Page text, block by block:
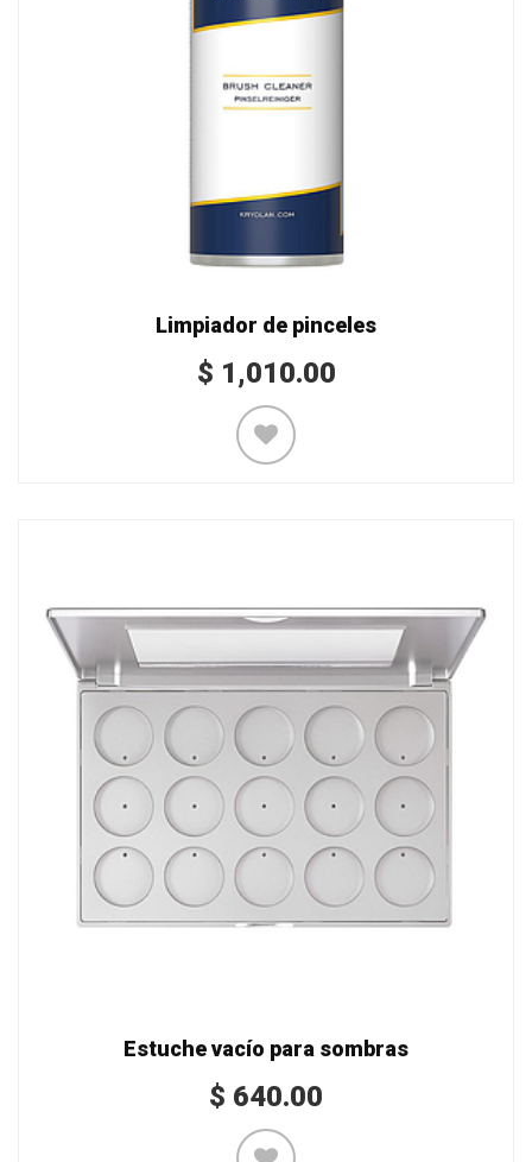
Limpiador de pinceles
$ 1,010.00
Estuche vacío para sombras
$ 640.00